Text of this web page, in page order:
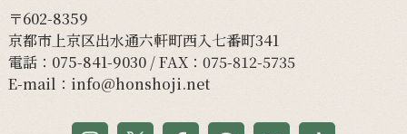
〒602-8359
京都市上京区出水通六軒町西入七番町341
電話： 075-841-9030/ FAX：075-812-5735
E-mail： info@honshoji.net